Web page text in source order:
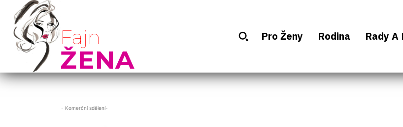
Fajn
ŽENA
Pro Ženy Rodina Rady A
- Komerční sdělení-